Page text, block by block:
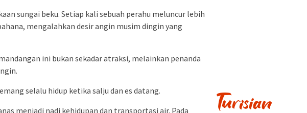
sungai beku. Setiap kali sebuah perahu meluncur lebih
mengalahkan desir angin musim dingin yang
ini bukan sekadar atraksi, melainkan penanda
selalu hidup ketika salju dan es datang.
menjadi nadi kehidupan dan transportasi air. Pada